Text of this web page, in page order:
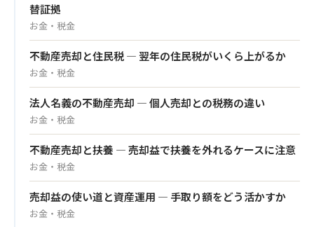
替証拠
お金・税金
不動産売却と住民税 — 翌年の住民税がいくら上がるか
お金・税金
法人名義の不動産売却 — 個人売却との税務の違い
お金・税金
不動産売却と扶養 — 売却益で扶養を外れるケースに注意
お金・税金
売却益の使い道と資産運用 — 手取り額をどう活かすか
お金・税金